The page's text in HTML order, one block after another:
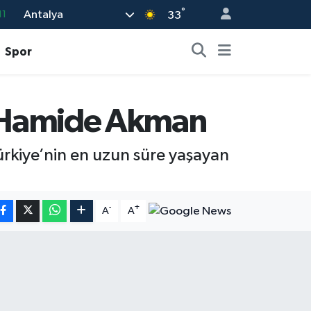
Antalya 33°
Spor
Akman
en uzun süre yaşayan
A- A+